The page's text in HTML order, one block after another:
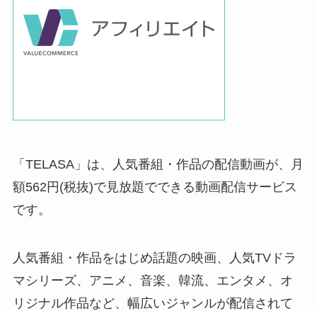
「TELASA」は、人気番組・作品の配信動画が、月
額562円(税抜)で見放題でできる動画配信サービス
です。
人気番組・作品をはじめ話題の映画、人気TVドラ
マシリーズ、アニメ、音楽、韓流、エンタメ、オ
リジナル作品など、幅広いジャンルが配信されて